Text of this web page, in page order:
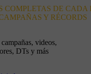
COMPLETAS DE CADA
Y RÉCORDS
videos,
DTs y más